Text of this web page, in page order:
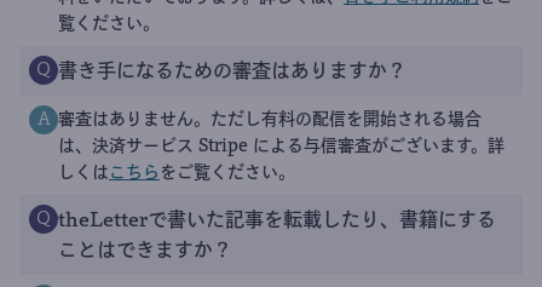
覧ください。
Q 書き手になるための審査はありますか？
A 審査はありません。ただし有料の配信を開始される場合
は、決済サービス Stripe による与信審査がございます。詳
しくは こちら をご覧ください。
Q theLetterで書いた記事を転載したり、書籍にする
ことはできますか？